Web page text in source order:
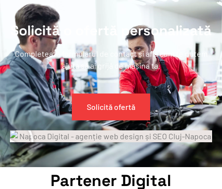
Solicită o ofertă personalizată
Completează formularul de contact și află cum te putem
ajuta să ai grijă de mașina ta.
Solicită ofertă
Partener Digital